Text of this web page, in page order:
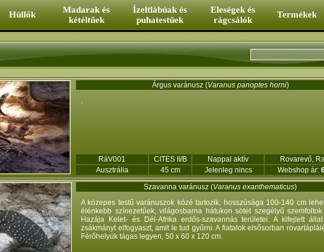
Hüllők
Madarak és
kétéltűek
Ízeltlábúak és
puhatestűek
Eleségek és
rágcsálók
Termékek
Árgus varánusz (Varanus panoptes horni)
.
RáV001 CITES II/B Nappal aktív
Rovarevő,
Ausztrália
45 cm Jelenleg nincs Webshop ár:
Szavanna varánusz (Varanus exanthematicus)
A közepes testű varánuszok közé tartozik, hosszúsága 100-140 cm
élénkebb színezetűek, világosbarna hátukon sötét szegélyű
Hazája Kelet- és Dél-Afrika erdős-szavannás területei. A kifejlett
zsákmányt elfogyaszt, amit le tud gyűrni. A fiatalok elsősorban
Férőhelyük tágas legyen, 50 x 60 x 120 cm.